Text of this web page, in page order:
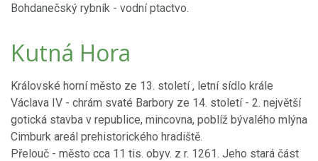
Bohdanečský rybník - vodní ptactvo.
Kutná Hora
Královské horní město ze 13. století , letní sídlo krále
Václava IV - chrám svaté Barbory ze 14. století - 2. největší
gotická stavba v republice, mincovna, poblíž bývalého mlýna
Cimburk areál prehistorického hradiště.
Přelouč - město cca 11 tis. obyv. z r. 1261. Jeho stará část